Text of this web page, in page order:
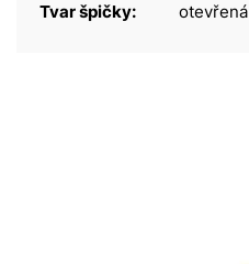
Tvar špičky: otevřená